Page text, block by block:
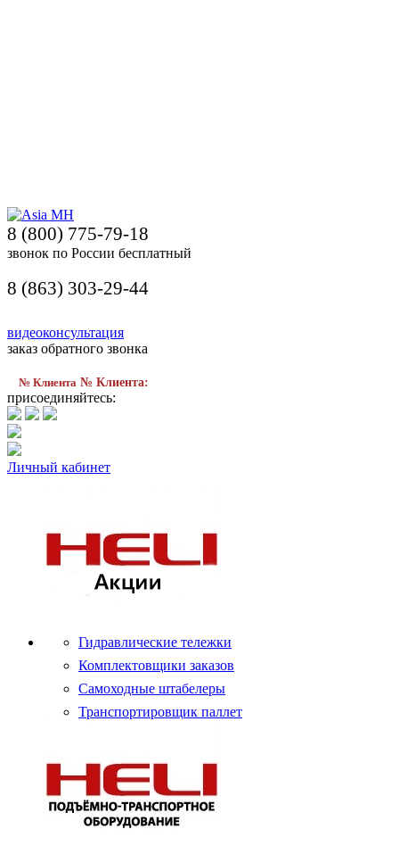
8 (800) 775-79-18
звонок по России бесплатный
8 (863) 303-29-44
видеоконсультация
заказ обратного звонка
№ Клиента № Клиента:
присоединяйтесь:
Личный кабинет
Гидравлические тележки
Комплектовщики заказов
Самоходные штабелеры
Транспортировщик паллет